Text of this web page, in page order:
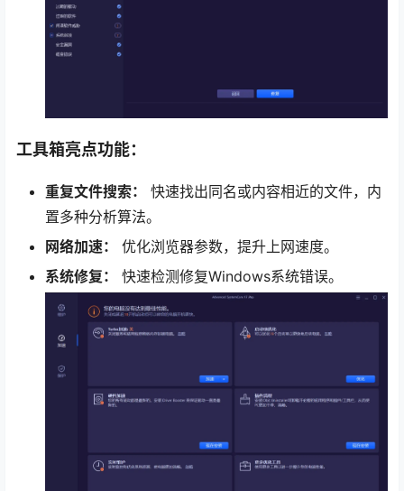
工具箱亮点功能：
重复文件搜索：
快速找出同名或内容相近的文件，内
置多种分析算法。
网络加速：
优化浏览器参数，提升上网速度。
系统修复：
快速检测修复Windows系统错误。